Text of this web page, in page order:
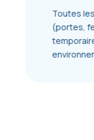
Toutes
(portes,